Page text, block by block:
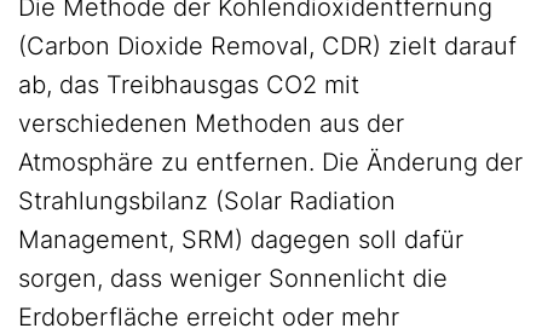
Die Methode der Kohlendioxidentfernung
(Carbon Dioxide Removal, CDR) zielt darauf
ab, das Treibhausgas CO2 mit
verschiedenen Methoden aus der
Atmosphäre zu entfernen. Die Änderung der
Strahlungsbilanz (Solar Radiation
Management, SRM) dagegen soll dafür
sorgen, dass weniger Sonnenlicht die
Erdoberfläche erreicht oder mehr